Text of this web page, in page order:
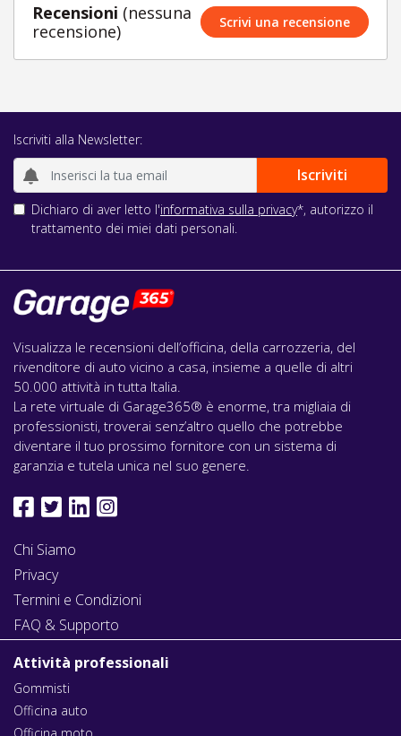
Recensioni (nessuna
recensione)
Scrivi una recensione
Iscriviti alla Newsletter:
Dichiaro di aver letto l'informativa sulla privacy*, autorizzo il
trattamento dei miei dati personali.
Visualizza le recensioni dell’officina, della carrozzeria, del
rivenditore di auto vicino a casa, insieme a quelle di altri
50.000 attività in tutta Italia.
La rete virtuale di Garage365® è enorme, tra migliaia di
professionisti, troverai senz’altro quello che potrebbe
diventare il tuo prossimo fornitore con un sistema di
garanzia e tutela unica nel suo genere.
Chi Siamo
Privacy
Termini e Condizioni
FAQ & Supporto
Attività professionali
Gommisti
Officina auto
Officina moto